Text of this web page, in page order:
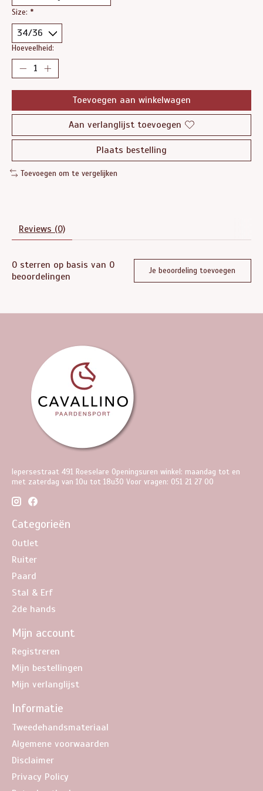
Size: *
Hoeveelheid:
Toevoegen aan winkelwagen
Aan verlanglijst toevoegen
Plaats bestelling
Toevoegen om te vergelijken
Reviews (0)
0 sterren op basis van 0
beoordelingen
Je beoordeling toevoegen
Iepersestraat 491 Roeselare Openingsuren winkel: maandag tot en
met zaterdag van 10u tot 18u30 Voor vragen: 051 21 27 00
Categorieën
Outlet
Ruiter
Paard
Stal & Erf
2de hands
Mijn account
Registreren
Mijn bestellingen
Mijn verlanglijst
Informatie
Tweedehandsmateriaal
Algemene voorwaarden
Disclaimer
Privacy Policy